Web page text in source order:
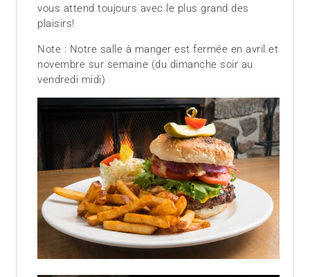
vous attend toujours avec le plus grand des
plaisirs!
Note : Notre salle à manger est fermée en avril et
novembre sur semaine (du dimanche soir au
vendredi midi)